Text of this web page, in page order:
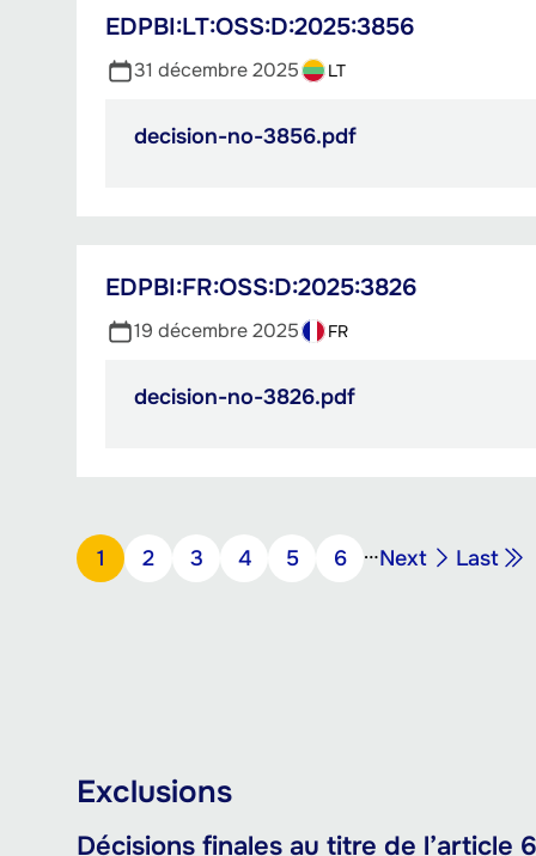
EDPBI:LT:OSS:D:2025:3856
31 décembre 2025 LT
decision-no-3856.pdf
PDF,
EDPBI:FR:OSS:D:2025:3826
19 décembre 2025 FR
decision-no-3826.pdf
PDF,
Pagination
Page
1 Page
2 Page
3 Page
4 Page
5 Page
6 …Page
suivante
Next
Dernière
page
Last
Exclusions
Décisions finales au titre de l’article